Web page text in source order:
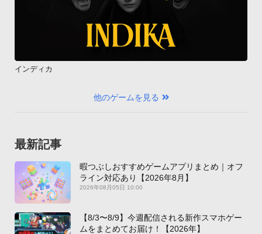
インディカ
他のゲームを見る
最新記事
暇つぶしおすすめゲームアプリまとめ｜オフ
ライン対応あり【2026年8月】
2026年08月05日 10:00
【8/3〜8/9】今週配信される新作スマホゲー
ムをまとめてお届け！【2026年】